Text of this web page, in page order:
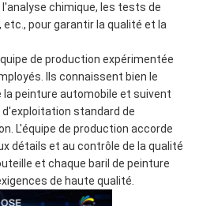
chimique, les tests de
pour garantir la qualité et la
de production expérimentée
Ils connaissent bien le
peinture automobile et suivent
standard de
L'équipe de production accorde
détails et au contrôle de la qualité
et chaque baril de peinture
de haute qualité.